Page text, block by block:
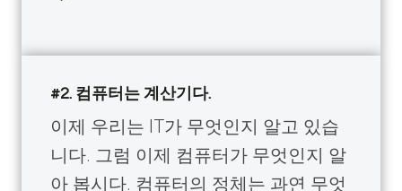
#2. 컴퓨터는 계산기다.
이제 우리는 IT가 무엇인지 알고 있습
니다. 그럼 이제 컴퓨터가 무엇인지 알
아 봅시다. 컴퓨터의 정체는 과연 무엇